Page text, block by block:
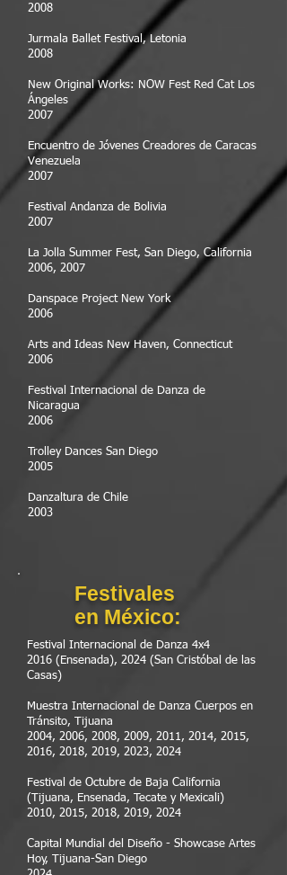
2008
Jurmala Ballet Festival, Letonia
2008
New Original Works: NOW Fest Red Cat Los
Ángeles
2007
Encuentro de Jóvenes Creadores de Caracas
Venezuela
2007
Festival Andanza de Bolivia
2007
La Jolla Summer Fest, San Diego, California
2006, 2007
Danspace Project New York
2006
Arts and Ideas New Haven, Connecticut
2006
Festival Internacional de Danza de
Nicaragua
2006
Trolley Dances San Diego
2005
Danzaltura de Chile
2003
Festivales
en México:
Festival Internacional de Danza 4x4
2016 (Ensenada), 2024 (San Cristóbal de las
Casas)
Muestra Internacional de Danza Cuerpos en
Tránsito, Tijuana
2004, 2006, 2008, 2009, 2011, 2014, 2015,
2016, 2018, 2019, 2023, 2024
Festival de Octubre de Baja California
(Tijuana, Ensenada, Tecate y Mexicali)
2010, 2015, 2018, 2019, 2024
Capital Mundial del Diseño - Showcase Artes
Hoy, Tijuana-San Diego